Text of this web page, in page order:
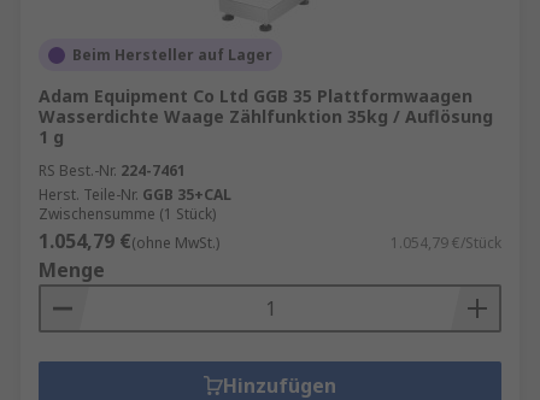
Beim Hersteller auf Lager
Adam Equipment Co Ltd GGB 35 Plattformwaagen
Wasserdichte Waage Zählfunktion 35kg / Auflösung
1 g
RS Best.-Nr. 224-7461
Herst. Teile-Nr. GGB 35+CAL
Zwischensumme (1 Stück)
1.054,79 €(ohne MwSt.) 1.054,79 €/Stück
Menge
Hinzufügen